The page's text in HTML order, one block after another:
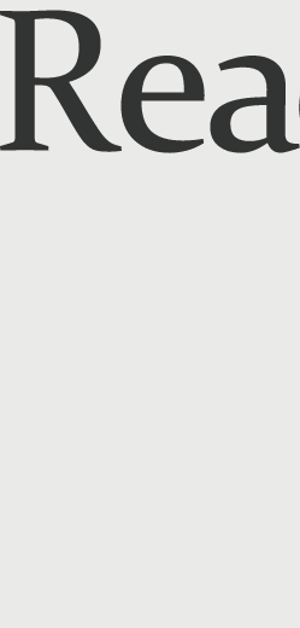
Reads - 読書のSNS＆記録アプリ